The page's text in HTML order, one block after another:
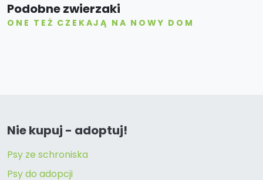
Podobne zwierzaki
ONE TEŻ CZEKAJĄ NA NOWY DOM
Nie kupuj - adoptuj!
Psy ze schroniska
Psy do adopcji